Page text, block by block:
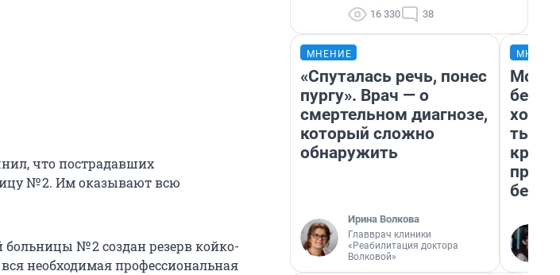
что пострадавших
№ 2. Им оказывают всю
№ 2 создан резерв койко-
необходимая профессиональная
16 330 38
МНЕНИЕ
«Спуталась речь, понес
пургу». Врач — о
смертельном диагнозе,
который сложно
обнаружить
Ирина Волкова
Главврач клиники
«Реабилитация доктора
Волковой»
Мой